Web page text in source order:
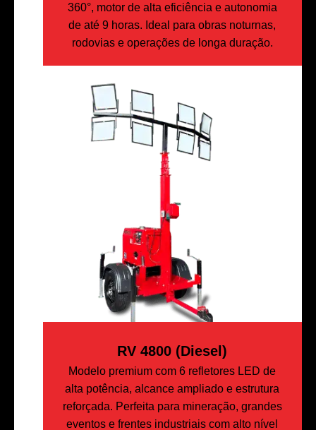
360°, motor de alta eficiência e autonomia
de até 9 horas. Ideal para obras noturnas,
rodovias e operações de longa duração.
RV 4800 (Diesel)
Modelo premium com 6 refletores LED de
alta potência, alcance ampliado e estrutura
reforçada. Perfeita para mineração, grandes
eventos e frentes industriais com alto nível